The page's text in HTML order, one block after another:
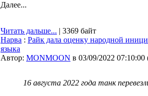
Далее...
Читать дальше... | 3369 байт
Нарва : Райк дала оценку народной
языка
Автор: MONMOON в 03/09/2022 07:10:00
16 августа 2022 года танк